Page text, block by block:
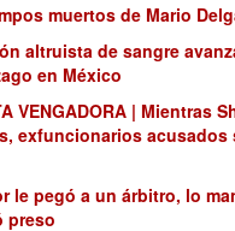
muertos de Mario
altruista de sangre
en México
VENGADORA | Mientras
exfuncionarios acusados
le pegó a un árbitro, lo
preso